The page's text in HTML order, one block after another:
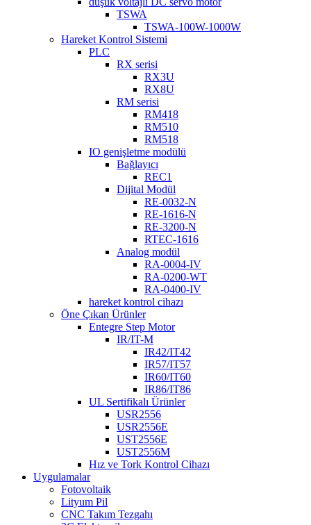
TSWA
TSWA-100W-1000W
Hareket Kontrol Sistemi
PLC
RX serisi
RX3U
RX8U
RM serisi
RM418
RM510
RM518
IO genişletme modülü
Bağlayıcı
REC1
Dijital Modül
RE-0032-N
RE-1616-N
RE-3200-N
RTEC-1616
Analog modül
RA-0004-IV
RA-0200-WT
RA-0400-IV
hareket kontrol cihazı
Öne Çıkan Ürünler
Entegre Step Motor
IR/IT-M
IR42/IT42
IR57/IT57
IR60/IT60
IR86/IT86
UL Sertifikalı Ürünler
USR2556
USR2556E
UST2556E
UST2556M
Hız ve Tork Kontrol Cihazı
Uygulamalar
Fotovoltaik
Lityum Pil
CNC Takım Tezgahı